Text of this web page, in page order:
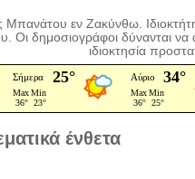
Μπανάτου εν Ζακύνθω.
Οι δημοσιογράφοι δύνανται
ιδιοκτησία
ένθετα